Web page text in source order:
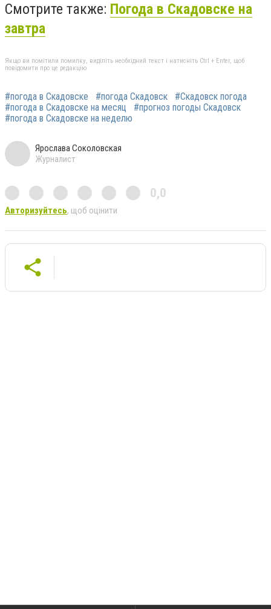
Смотрите также: Погода в Скадовске на
завтра
Якщо ви помітили помилку, виділіть необхідний текст і натисніть Ctrl + Enter, щоб
повідомити про це редакцію
#погода в Скадовске #погода Скадовск
#Скадовск погода
#погода в Скадовске на месяц
#прогноз погоды Скадовск
#погода в Скадовске на неделю
Ярослава Соколовская
Журналист
0,0
Авторизуйтесь, щоб оцінити